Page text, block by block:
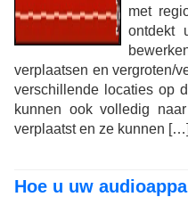
met
ontdekt
verplaatsen en vergroten/
verschillende locaties op
kunnen ook volledig
verplaatst en ze kunnen […]
Hoe u uw